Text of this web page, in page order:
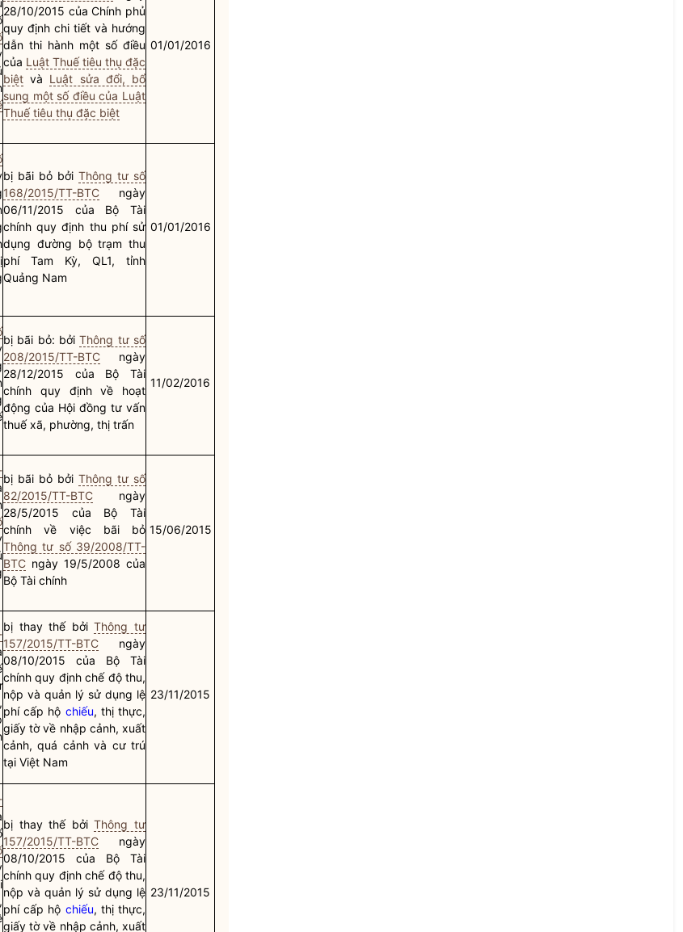
28/10/2015 của Chính phủ
quy định chi tiết và hướng
dẫn thi hành một số điều
của Luật Thuế tiêu thụ đặc
biệt và Luật sửa đổi, bổ
sung một số điều của Luật
Thuế tiêu thụ đặc biệt
01/01/2016
bị bãi bỏ bởi Thông tư số
168/2015/TT-BTC ngày
06/11/2015 của Bộ Tài
chính quy định thu phí sử
dụng đường bộ trạm thu
phí Tam Kỳ, QL1, tỉnh
Quảng Nam
01/01/2016
bị bãi bỏ: bởiThông tư số
208/2015/TT-BTC ngày
28/12/2015 của Bộ Tài
chính quy định về hoạt
động của Hội đồng tư vấn
thuế xã, phường, thị trấn
11/02/2016
bị bãi bỏ bởi Thông tư số
82/2015/TT-BTC ngày
28/5/2015 của Bộ Tài
chính về việc bãi bỏ
Thông tư số 39/2008/TT-
BTC ngày 19/5/2008 của
Bộ Tài chính
15/06/2015
,
bị thay thế bởiThông tư
157/2015/TT-BTC ngày
08/10/2015 của Bộ Tài
chính quy định chế độ thu,
nộp và quản lý sử dụng lệ
phí cấp hộ chiếu, thị thực,
giấy tờ về nhập cảnh, xuất
cảnh, quá cảnh và cư trú
tại Việt Nam
23/11/2015
bị thay thế bởiThông tư
157/2015/TT-BTC ngày
08/10/2015 của Bộ Tài
chính quy định chế độ thu,
nộp và quản lý sử dụng lệ
phí cấp hộ chiếu, thị thực,
giấy tờ về nhập cảnh, xuất
23/11/2015